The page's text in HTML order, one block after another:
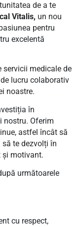
de a te
Vitalis, un nou
pentru
excelentă
servicii medicale de
lucru colaborativ
noastre.
în
nostru. Oferim
astfel încât să
te dezvolți în
și motivant.
următoarele
cu respect,